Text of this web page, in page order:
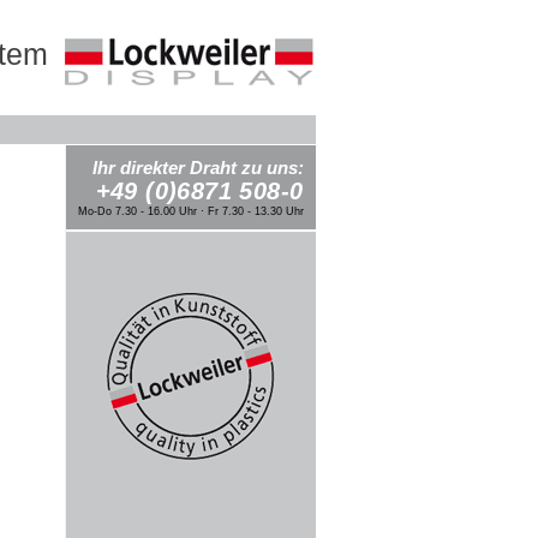
Ihr direkter Draht zu uns:
+49 (0)6871 508-0
Mo-Do 7.30 - 16.00 Uhr · Fr 7.30 - 13.30 Uhr